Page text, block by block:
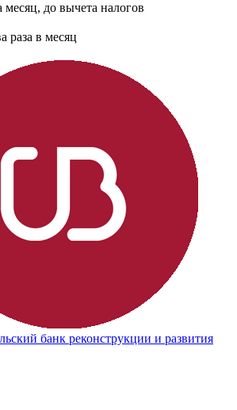
месяц, до вычета налогов
раза в месяц
банк реконструкции и развития